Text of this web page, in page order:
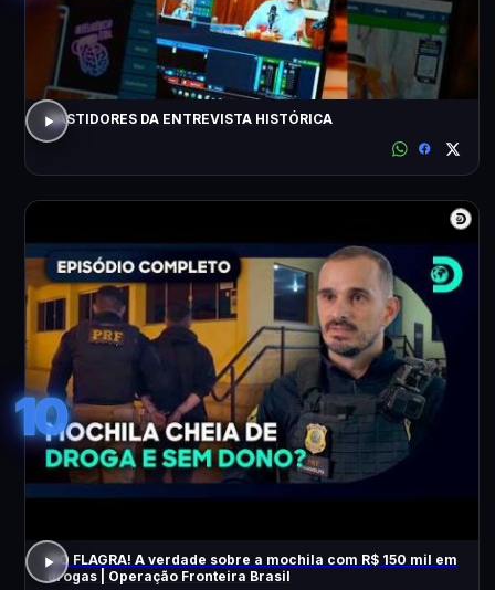
BASTIDORES DA ENTREVISTA HISTÓRICA
10
NO FLAGRA! A verdade sobre a mochila com R$ 150 mil em
drogas | Operação Fronteira Brasil